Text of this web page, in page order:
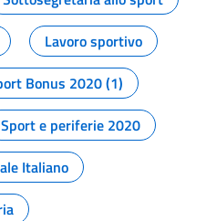
Lavoro sportivo
Bonus 2020 (1)
Sport e periferie 2020
Italiano